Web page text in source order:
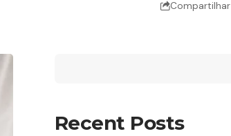
Compartilhar
Recent Posts